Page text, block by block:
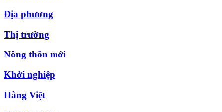
Địa phương
Thị trường
Nông thôn mới
Khởi nghiệp
Hàng Việt